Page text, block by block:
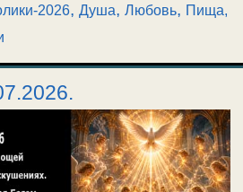
2026,Душа,Любовь, Пища,